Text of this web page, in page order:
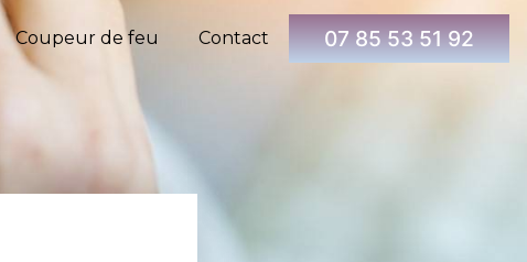
Coupeur de feu Contact 07 85 53 51 92